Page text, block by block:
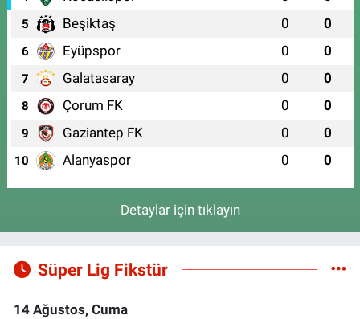
5 Beşiktaş 0 0
6 Eyüpspor 0 0
7 Galatasaray 0 0
8 Çorum FK 0 0
9 Gaziantep FK 0 0
10 Alanyaspor 0 0
Detaylar için tıklayın
Süper Lig Fikstür
14 Ağustos, Cuma